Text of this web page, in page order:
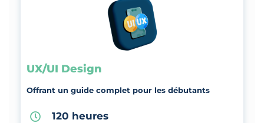
UX/UI Design
Offrant un guide complet pour les débutants
120 heures